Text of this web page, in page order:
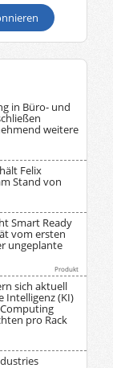
in Büro- und
weitere
Felix
Stand von
Smart Ready
vom ersten
ungeplante
Produkt
sich aktuell
Intelligenz (KI)
pro Rack